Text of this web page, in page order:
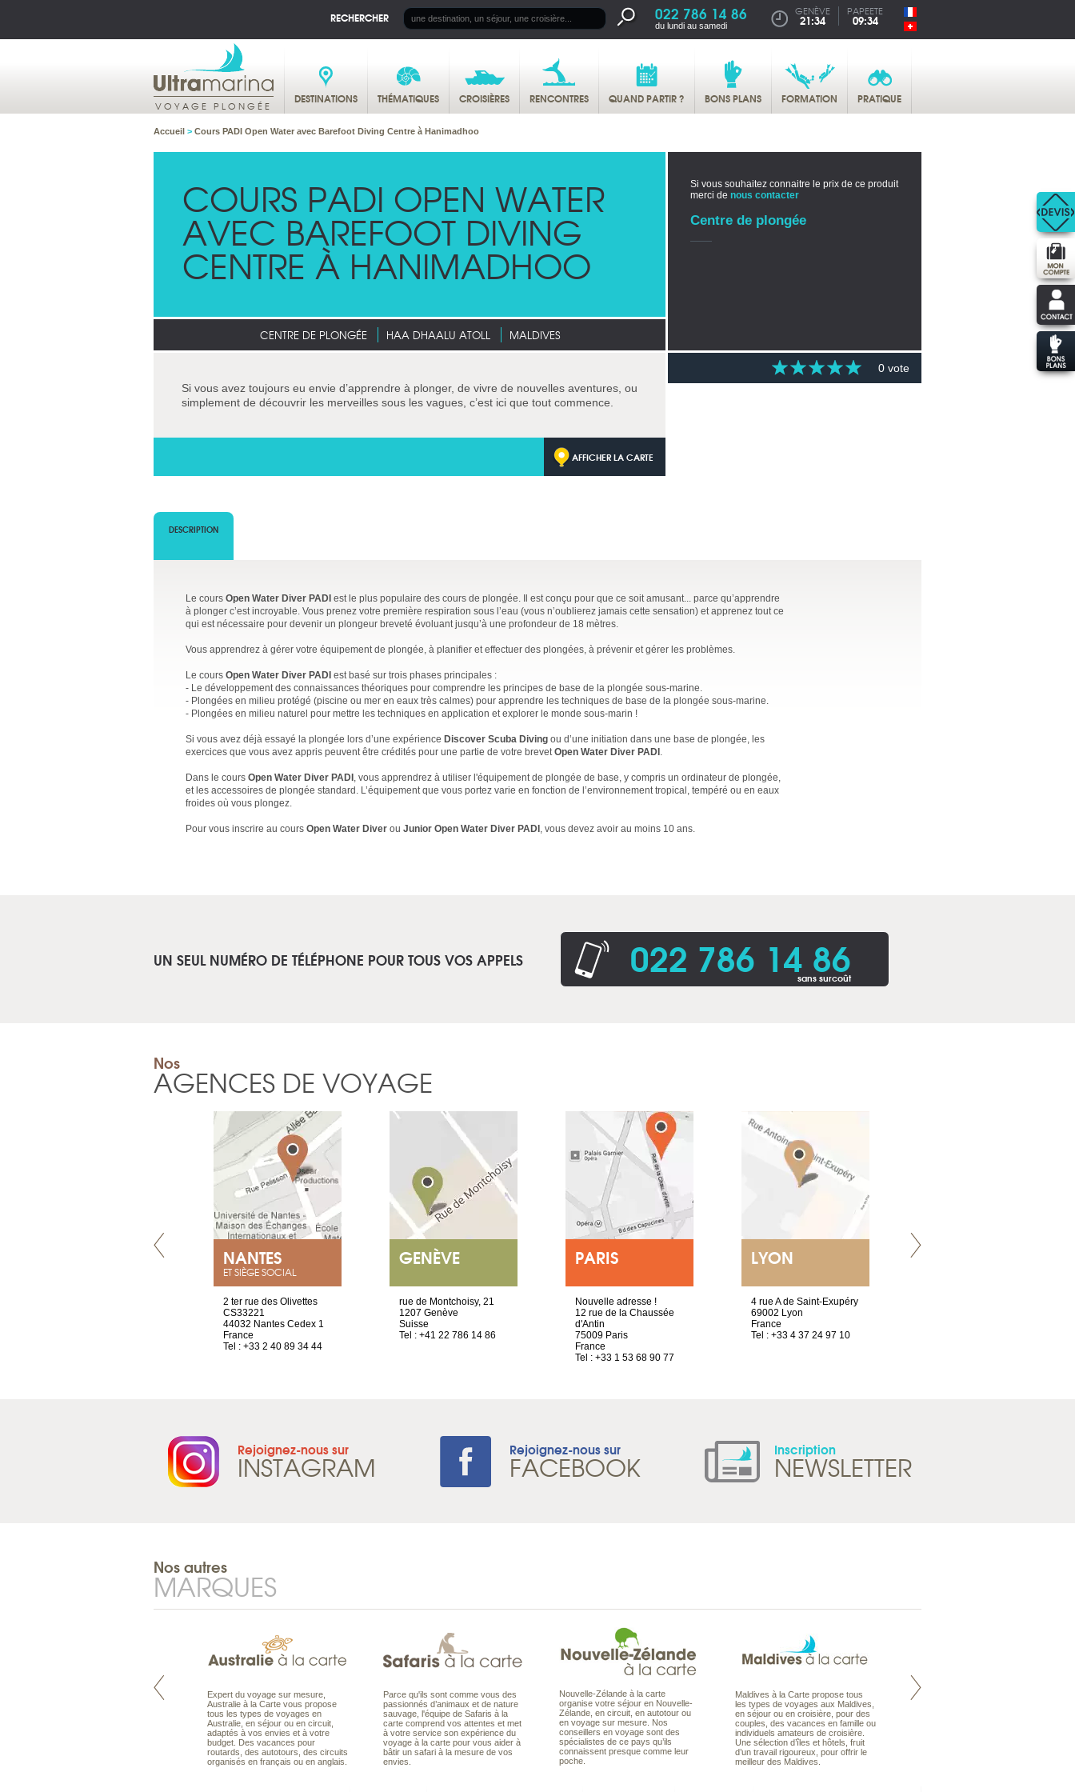
RECHERCHER 022 786 14 86
du lundi au samedi
GENÈVE
21:34
PAPEETE
09:34
VOYAGE PLONGÉE DESTINATIONS THÉMATIQUES CROISIÈRES RENCONTRES QUAND PARTIR ? BONS PLANS FORMATION PRATIQUE
Accueil > Cours PADI Open Water avec Barefoot Diving Centre à Hanimadhoo
COURS PADI OPEN WATER
AVEC BAREFOOT DIVING
CENTRE À HANIMADHOO
CENTRE DE PLONGÉE HAA DHAALU ATOLL MALDIVES
Si vous souhaitez connaitre le prix de ce produit
merci de nous contacter
Centre de plongée
Si vous avez toujours eu envie d’apprendre à plonger, de vivre de nouvelles aventures, ou
simplement de découvrir les merveilles sous les vagues, c’est ici que tout commence.
AFFICHER LA CARTE
0 vote
DESCRIPTION
Le cours Open Water Diver PADI est le plus populaire des cours de plongée. Il est conçu pour que ce soit amusant... parce qu’apprendre
à plonger c’est incroyable. Vous prenez votre première respiration sous l’eau (vous n’oublierez jamais cette sensation) et apprenez tout ce
qui est nécessaire pour devenir un plongeur breveté évoluant jusqu’à une profondeur de 18 mètres.
Vous apprendrez à gérer votre équipement de plongée, à planifier et effectuer des plongées, à prévenir et gérer les problèmes.
Le cours Open Water Diver PADI est basé sur trois phases principales :
- Le développement des connaissances théoriques pour comprendre les principes de base de la plongée sous-marine.
- Plongées en milieu protégé (piscine ou mer en eaux très calmes) pour apprendre les techniques de base de la plongée sous-marine.
- Plongées en milieu naturel pour mettre les techniques en application et explorer le monde sous-marin !
Si vous avez déjà essayé la plongée lors d’une expérience Discover Scuba Diving ou d’une initiation dans une base de plongée, les
exercices que vous avez appris peuvent être crédités pour une partie de votre brevetOpen Water Diver PADI .
Dans le cours Open Water Diver PADI , vous apprendrez à utiliser l'équipement de plongée de base, y compris un ordinateur de plongée,
et les accessoires de plongée standard. L’équipement que vous portez varie en fonction de l’environnement tropical, tempéré ou en eaux
froides où vous plongez.
Pour vous inscrire au cours Open Water Diver ou Junior Open Water Diver PADI , vous devez avoir au moins 10 ans.
UN SEUL NUMÉRO DE TÉLÉPHONE POUR TOUS VOS APPELS 022 786 14 86
sans surcoût
Nos
AGENCES DE VOYAGE
NANTES
ET SIÈGE SOCIAL
2 ter rue des Olivettes
CS33221
44032 Nantes Cedex 1
France
Tel : +33 2 40 89 34 44
GENÈVE
rue de Montchoisy, 21
1207 Genève
Suisse
Tel : +41 22 786 14 86
PARIS
Nouvelle adresse !
12 rue de la Chaussée
d'Antin
75009 Paris
France
Tel : +33 1 53 68 90 77
LYON
4 rue A de Saint-Exupéry
69002 Lyon
France
Tel : +33 4 37 24 97 10
Rejoignez-nous sur
INSTAGRAM Rejoignez-nous sur
FACEBOOK Inscription
NEWSLETTER
Nos autres
MARQUES
Pacifique à la carte est le spécialiste
Expert du voyage sur mesure,
Australie à la Carte vous propose
tous les types de voyages en
Australie, en séjour ou en circuit,
adaptés à vos envies et à votre
budget. Des vacances pour
routards, des autotours, des circuits
organisés en français ou en anglais.
Parce qu'ils sont comme vous des
passionnés d’animaux et de nature
sauvage, l'équipe de Safaris à la
carte comprend vos attentes et met
à votre service son expérience du
voyage à la carte pour vous aider à
bâtir un safari à la mesure de vos
envies.
Nouvelle-Zélande à la carte
organise votre séjour en Nouvelle-
Zélande, en circuit, en autotour ou
en voyage sur mesure. Nos
conseillers en voyage sont des
spécialistes de ce pays qu’ils
connaissent presque comme leur
poche.
Maldives à la Carte propose tous
les types de voyages aux Maldives,
en séjour ou en croisière, pour des
couples, des vacances en famille ou
individuels amateurs de croisière.
Une sélection d’îles et hôtels, fruit
d’un travail rigoureux, pour offrir le
meilleur des Maldives.
Notre site Odyssee est un portail